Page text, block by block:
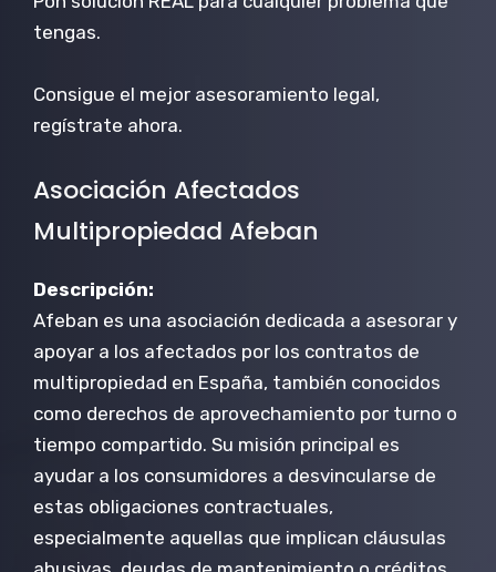
tengas.
Consigue el mejor asesoramiento legal,
regístrate ahora.
Asociación Afectados
Multipropiedad Afeban
Descripción:
Afeban es una asociación dedicada a asesorar y
apoyar a los afectados por los contratos de
multipropiedad en España, también conocidos
como derechos de aprovechamiento por turno o
tiempo compartido. Su misión principal es
ayudar a los consumidores a desvincularse de
estas obligaciones contractuales,
especialmente aquellas que implican cláusulas